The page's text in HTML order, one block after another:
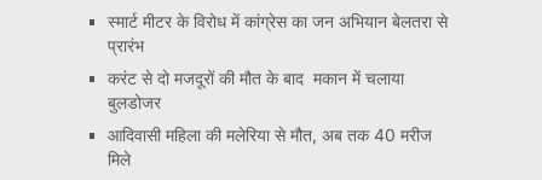
स्मार्ट मीटर के विरोध में कांग्रेस का जन अभियान बेलतरा से
प्रारंभ
करंट से दो मजदूरों की मौत के बाद मकान में चलाया
बुलडोजर
आदिवासी महिला की मलेरिया से मौत, अब तक 40 मरीज
मिले